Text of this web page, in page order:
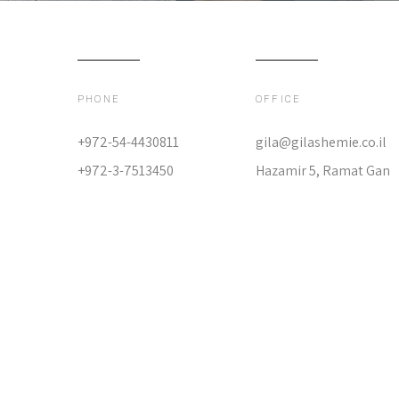
PHONE
+972-54-4430811
+972-3-7513450
OFFICE
gila@gilashemie.co.il
Hazamir 5, Ramat Gan